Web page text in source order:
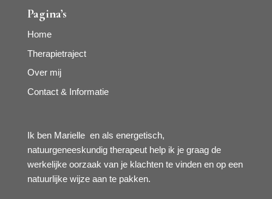
Pagina’s
Home
Therapietraject
Over mij
Contact & Informatie
Ik ben Marielle en als energetisch,
natuurgeneeskundig therapeut help ik je graag de
werkelijke oorzaak van je klachten te vinden en op een
natuurlijke wijze aan te pakken.